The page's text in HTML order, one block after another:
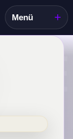
Menü +